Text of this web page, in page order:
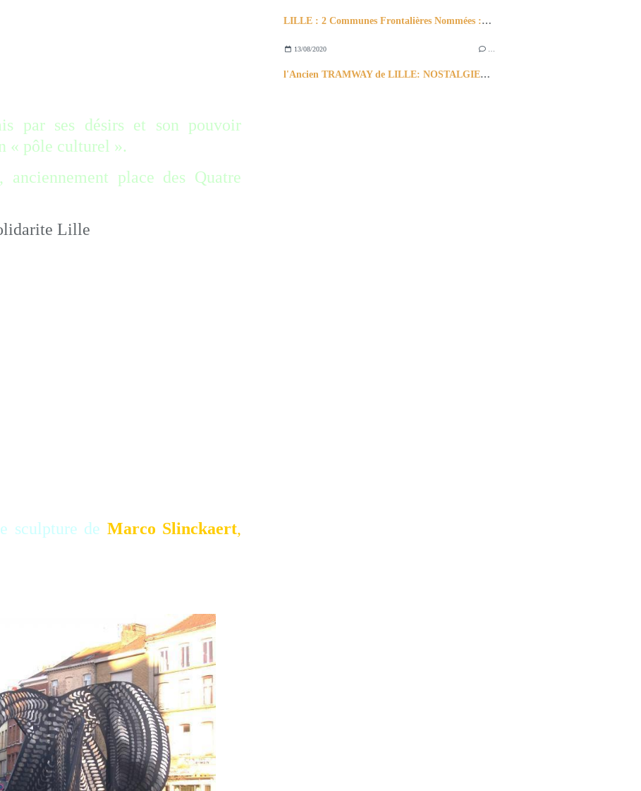
par ses désirs et son pouvoir
« pôle culturel ».
place des Quatre
sculpture de Marco Slinckaert,
LILLE : 2 Communes Frontalières Nommées :LILLE Belgique & LILLE du Nord de la France
13/08/2020
l'Ancien TRAMWAY de LILLE: NOSTALGIE= EVOCATION des Souvenirs Lointains ?